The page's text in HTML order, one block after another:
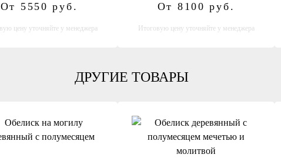
От 5550 руб.
цену уточняйте у менеджера
От 8100 руб.
Итоговую цену уточняйте у менеджера
ДРУГИЕ ТОВАРЫ